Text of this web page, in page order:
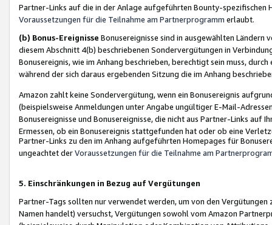
Partner-Links auf die in der Anlage aufgeführten Bounty-spezifischen
Voraussetzungen für die Teilnahme am Partnerprogramm erlaubt.
(b) Bonus-Ereignisse Bonusereignisse sind in ausgewählten Ländern
diesem Abschnitt 4(b) beschriebenen Sondervergütungen in
Bonusereignis, wie im Anhang beschrieben, berechtigt sein muss,
während der sich daraus ergebenden Sitzung die im Anhang
Amazon zahlt keine Sondervergütung, wenn ein Bonusereignis
(beispielsweise Anmeldungen unter Angabe ungültiger E-Mail-
Bonusereignisse und Bonusereignisse, die nicht aus Partner-Links auf
Ermessen, ob ein Bonusereignis stattgefunden hat oder ob eine
Partner-Links zu den im Anhang aufgeführten Homepages für
ungeachtet derVoraussetzungen für die Teilnahme am
5. Einschränkungen in Bezug auf Vergütungen
Partner-Tags sollten nur verwendet werden, um von den
Namen handelt) versuchst, Vergütungen sowohl vom Amazon